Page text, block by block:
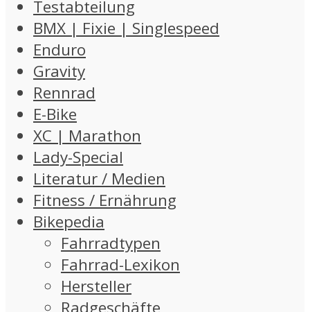
Testabteilung
BMX | Fixie | Singlespeed
Enduro
Gravity
Rennrad
E-Bike
XC | Marathon
Lady-Special
Literatur / Medien
Fitness / Ernährung
Bikepedia
Fahrradtypen
Fahrrad-Lexikon
Hersteller
Radgeschäfte